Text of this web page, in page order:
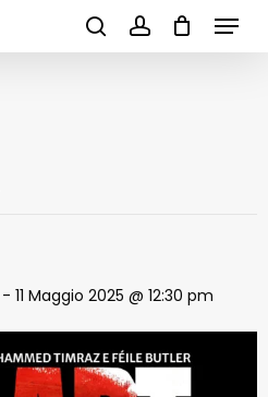
searchaccount
Menu
- 11 Maggio 2025 @ 12:30 pm